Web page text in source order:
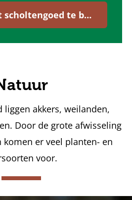
Help ons dit scholtengoed te behouden
liggen akkers, weilanden,
Door de grote afwisseling
komen er veel planten- en
voor.